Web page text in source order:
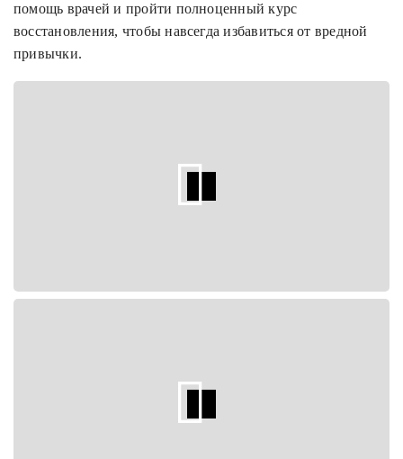
помощь врачей и пройти полноценный курс
восстановления, чтобы навсегда избавиться от вредной
привычки.